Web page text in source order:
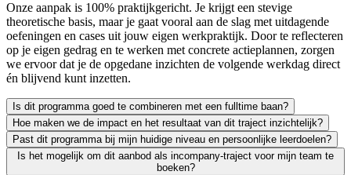
Onze aanpak is 100% praktijkgericht. Je krijgt een stevige
theoretische basis, maar je gaat vooral aan de slag met uitdagende
oefeningen en cases uit jouw eigen werkpraktijk. Door te reflecteren
op je eigen gedrag en te werken met concrete actieplannen, zorgen
we ervoor dat je de opgedane inzichten de volgende werkdag direct
én blijvend kunt inzetten.
Is dit programma goed te combineren met een fulltime baan?
Zeker. We leiden uitsluitend werkende professionals op en weten
Hoe maken we de impact en het resultaat van dit traject inzichtelijk?
Leren moet leiden tot merkbaar resultaat; voor jezelf én voor je
Past dit programma bij mijn huidige niveau en persoonlijke leerdoelen?
We vinden het essentieel dat je een traject kiest dat écht bij je past
Is het mogelijk om dit aanbod als incompany-traject voor mijn team te
boeken?